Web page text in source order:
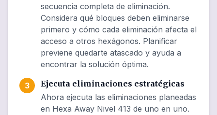
secuencia completa de eliminación.
Considera qué bloques deben eliminarse
primero y cómo cada eliminación afecta el
acceso a otros hexágonos. Planificar
previene quedarte atascado y ayuda a
encontrar la solución óptima.
3
Ejecuta eliminaciones estratégicas
Ahora ejecuta las eliminaciones planeadas
en Hexa Away Nivel 413 de uno en uno.